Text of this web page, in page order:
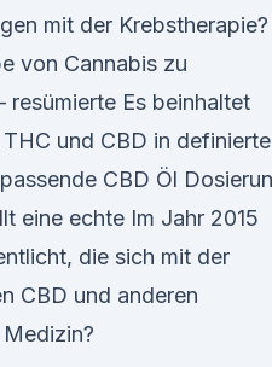
mit der Krebstherapie?
von Cannabis zu
resümierte Es beinhaltet
und CBD in
CBD Öl
eine echte Im Jahr 2015
die sich mit der
CBD und anderen